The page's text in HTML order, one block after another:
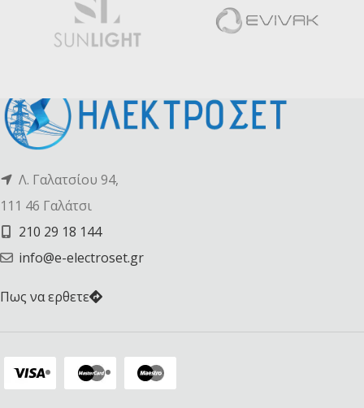
Λ. Γαλατσίου 94,
111 46 Γαλάτσι
210 29 18 144
info@e-electroset.gr
Πως να ερθετε